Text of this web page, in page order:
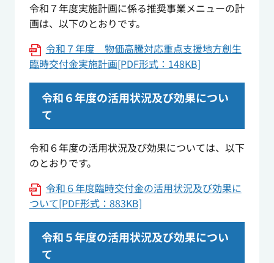
令和７年度実施計画に係る推奨事業メニューの計
画は、以下のとおりです。
令和７年度 物価高騰対応重点支援地方創生
臨時交付金実施計画[PDF形式：148KB]
令和６年度の活用状況及び効果につい
て
令和６年度の活用状況及び効果については、以下
のとおりです。
令和６年度臨時交付金の活用状況及び効果に
ついて[PDF形式：883KB]
令和５年度の活用状況及び効果につい
て